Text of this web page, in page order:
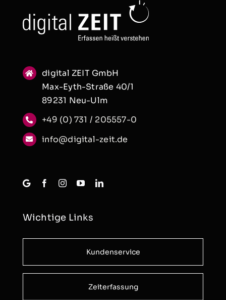
digital ZEIT GmbH
Max-Eyth-Straße 40/1
89231 Neu-Ulm
+49 (0) 731 / 205557-0
info@digital-zeit.de
Wichtige Links
Kundenservice
Zeiterfassung